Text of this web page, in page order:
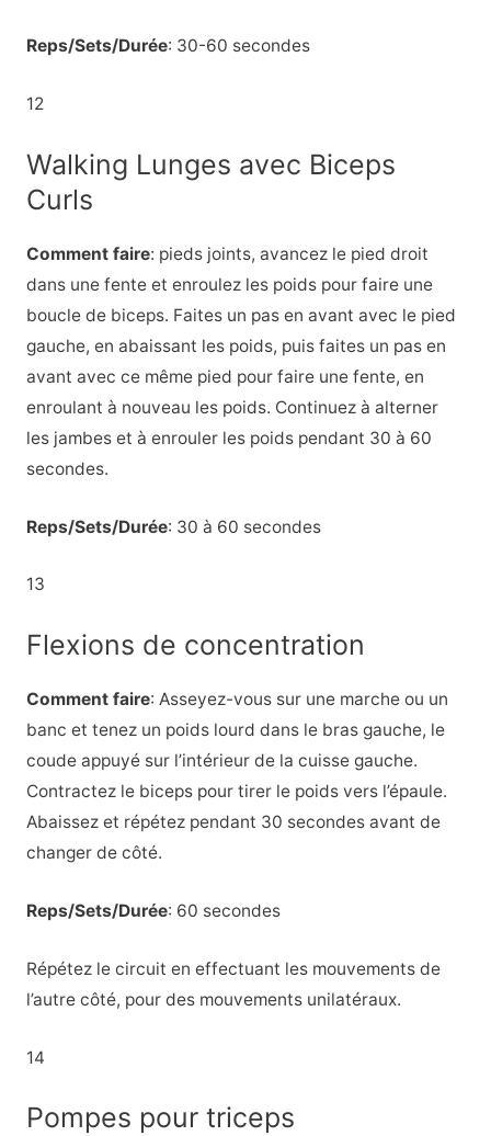
Reps/Sets/Durée: 30-60 secondes
12
Walking Lunges avec Biceps
Curls
Comment faire: pieds joints, avancez le pied droit
dans une fente et enroulez les poids pour faire une
boucle de biceps. Faites un pas en avant avec le pied
gauche, en abaissant les poids, puis faites un pas en
avant avec ce même pied pour faire une fente, en
enroulant à nouveau les poids. Continuez à alterner
les jambes et à enrouler les poids pendant 30 à 60
secondes.
Reps/Sets/Durée: 30 à 60 secondes
13
Flexions de concentration
Comment faire: Asseyez-vous sur une marche ou un
banc et tenez un poids lourd dans le bras gauche, le
coude appuyé sur l’intérieur de la cuisse gauche.
Contractez le biceps pour tirer le poids vers l’épaule.
Abaissez et répétez pendant 30 secondes avant de
changer de côté.
Reps/Sets/Durée: 60 secondes
Répétez le circuit en effectuant les mouvements de
l’autre côté, pour des mouvements unilatéraux.
14
Pompes pour triceps